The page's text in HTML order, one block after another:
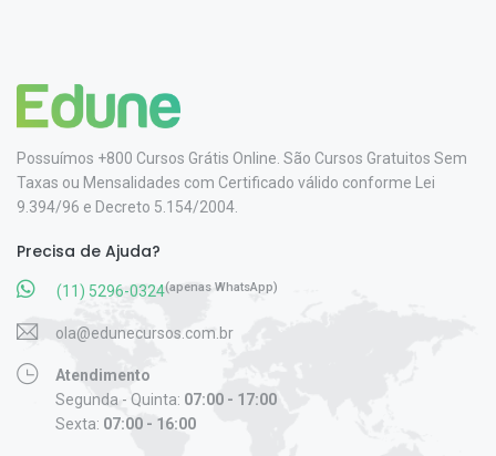
Possuímos +800 Cursos Grátis Online. São Cursos Gratuitos Sem
Taxas ou Mensalidades com Certificado válido conforme Lei
9.394/96 e Decreto 5.154/2004.
Precisa de Ajuda?
(11) 5296-0324(apenas WhatsApp)
ola@edunecursos.com.br
Atendimento
Segunda - Quinta: 07:00 - 17:00
Sexta: 07:00 - 16:00